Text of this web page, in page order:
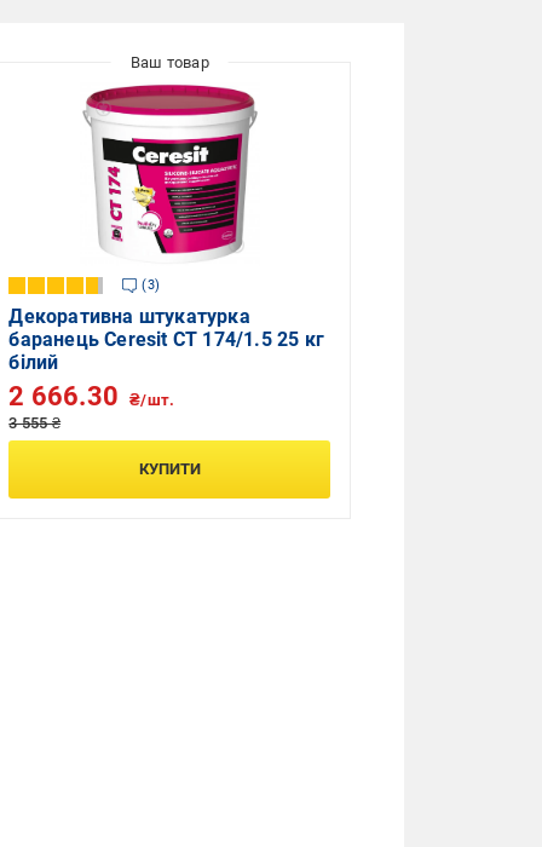
3
Декоративна штукатурка
баранець Ceresit CT 174/1.5 25 кг
білий
3 555 ₴
2 666.30 ₴/шт.
КУПИТИ